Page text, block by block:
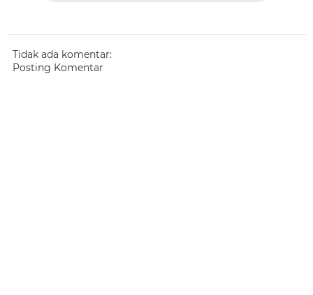
Tidak ada komentar:
Posting Komentar